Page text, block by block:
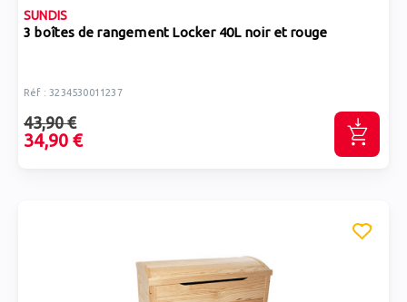
SUNDIS
3 boîtes de rangement Locker 40L noir et rouge
Réf : 3234530011237
34,90 €
43,90 €